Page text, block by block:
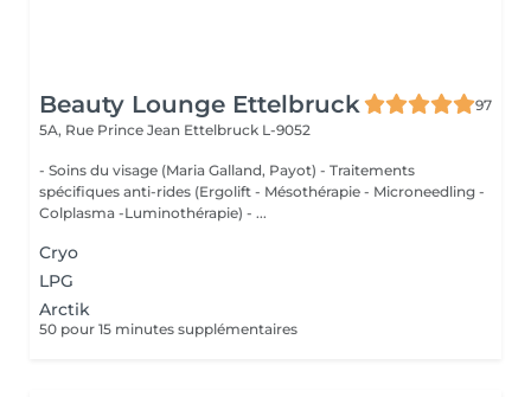
Beauty Lounge Ettelbruck
97
5A, Rue Prince Jean Ettelbruck L-9052
- Soins du visage (Maria Galland, Payot) - Traitements
spécifiques anti-rides (Ergolift - Mésothérapie - Microneedling -
Colplasma -Luminothérapie) - ...
Cryo
LPG
Arctik
50 pour 15 minutes supplémentaires